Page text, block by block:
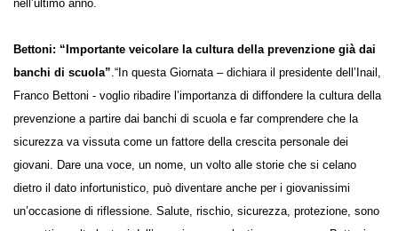
nell’ultimo anno.
Bettoni: “Importante veicolare la cultura della prevenzione già
dai banchi di scuola”.“In questa Giornata – dichiara il presidente
dell’Inail, Franco Bettoni - voglio ribadire l’importanza di diffondere la
cultura della prevenzione a partire dai banchi di scuola e far
comprendere che la sicurezza va vissuta come un fattore della crescita
personale dei giovani. Dare una voce, un nome, un volto alle storie che
si celano dietro il dato infortunistico, può diventare anche per i
giovanissimi un’occasione di riflessione. Salute, rischio, sicurezza,